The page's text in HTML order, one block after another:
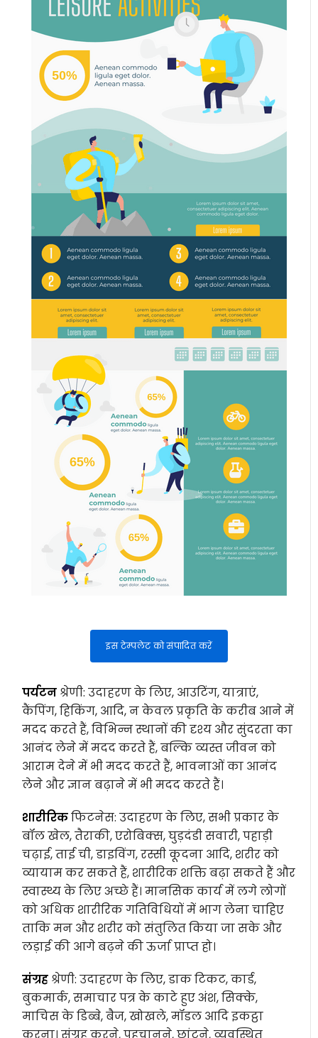
इस टेम्पलेट को संपादित करें
पर्यटन श्रेणी: उदाहरण के लिए, आउटिंग, यात्राएं,
कैंपिंग, हिकिंग, आदि, न केवल प्रकृति के करीब आने में
मदद करते हैं, विभिन्न स्थानों की दृश्य और सुंदरता का
आनंद लेने में मदद करते हैं, बल्कि व्यस्त जीवन को
आराम देने में भी मदद करते हैं, भावनाओं का आनंद
लेने और ज्ञान बढ़ाने में भी मदद करते हैं।
शारीरिकफिटनेस: उदाहरण के लिए, सभी प्रकार के
बॉल खेल, तैराकी, एरोबिक्स, घुड़दंडी सवारी, पहाड़ी
चढ़ाई, ताई ची, डाइविंग, रस्सी कूदना आदि, शरीर को
व्यायाम कर सकते हैं, शारीरिक शक्ति बढ़ा सकते हैं और
स्वास्थ्य के लिए अच्छे हैं। मानसिक कार्य में लगे लोगों
को अधिक शारीरिक गतिविधियों में भाग लेना चाहिए
ताकि मन और शरीर को संतुलित किया जा सके और
लड़ाई की आगे बढ़ने की ऊर्जा प्राप्त हो।
संग्रह श्रेणी: उदाहरण के लिए, डाक टिकट, कार्ड,
बुकमार्क, समाचार पत्र के काटे हुए अंश, सिक्के,
माचिस के डिब्बे, बैज, खोखले, मॉडल आदि इकट्ठा